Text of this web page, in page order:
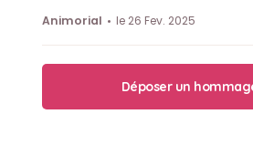
Animorial
le 26 Fev. 2025
Déposer un